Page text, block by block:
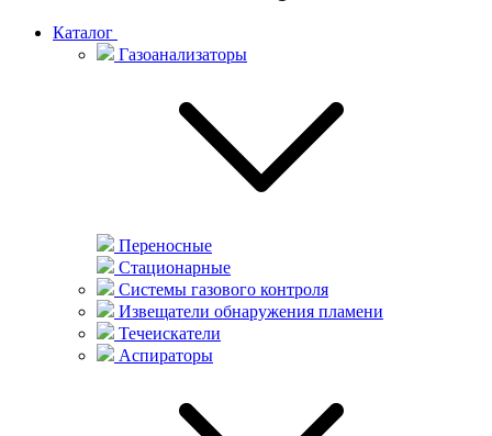
Каталог
Газоанализаторы
Переносные
Стационарные
Системы газового контроля
Извещатели обнаружения пламени
Течеискатели
Аспираторы